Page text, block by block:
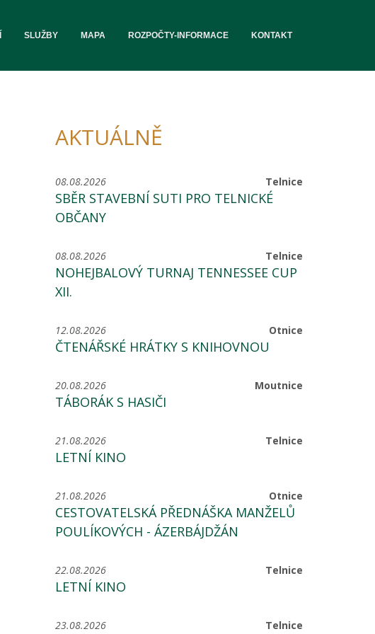
SLUŽBY MAPA ROZPOČTY-INFORMACE KONTAKT
AKTUÁLNĚ
Telnice
08.08.2026
SBĚR STAVEBNÍ SUTI PRO TELNICKÉ
OBČANY
Telnice
08.08.2026
NOHEJBALOVÝ TURNAJ TENNESSEE CUP
XII.
Otnice
12.08.2026
ČTENÁŘSKÉ HRÁTKY S KNIHOVNOU
Moutnice
20.08.2026
TÁBORÁK S HASIČI
Telnice
21.08.2026
LETNÍ KINO
Otnice
21.08.2026
CESTOVATELSKÁ PŘEDNÁŠKA MANŽELŮ
POULÍKOVÝCH - ÁZERBÁJDŽÁN
Telnice
22.08.2026
LETNÍ KINO
Telnice
23.08.2026